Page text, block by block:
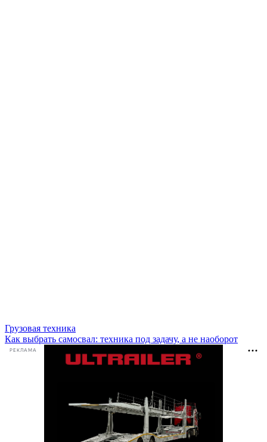
Грузовая техника
Как выбрать самосвал: техника под задачу, а не наоборот
РЕКЛАМА